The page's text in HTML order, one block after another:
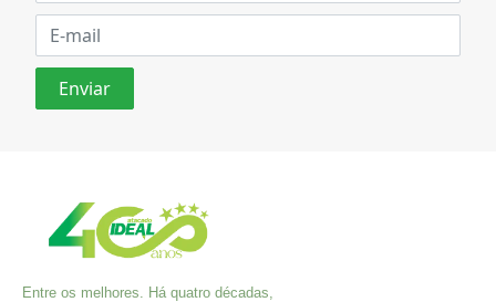
Entre os melhores. Há quatro décadas,